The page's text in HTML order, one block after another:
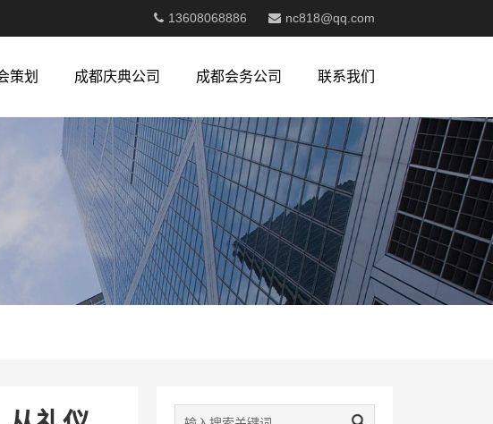
13608068886 nc818@qq.com
策划 成都庆典公司 成都会务公司 联系我们